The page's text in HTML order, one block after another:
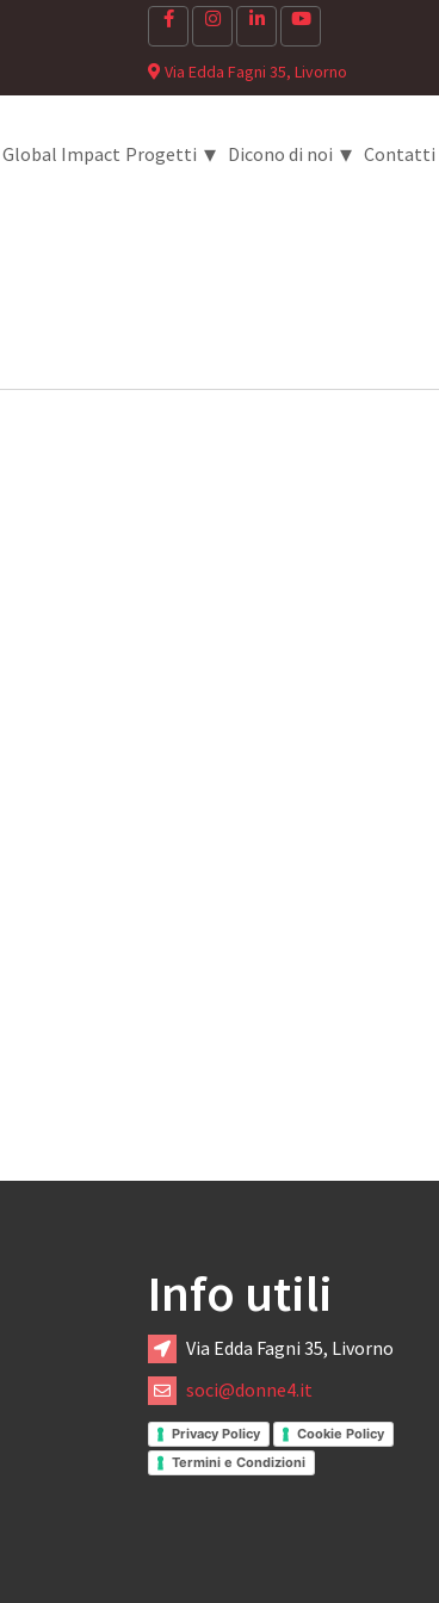
Via Edda Fagni 35, Livorno
Global Impact Progetti ▾ Dicono di noi ▾ Contatti
Info utili
Via Edda Fagni 35, Livorno
soci@donne4.it
Privacy Policy
Cookie Policy
Termini e Condizioni